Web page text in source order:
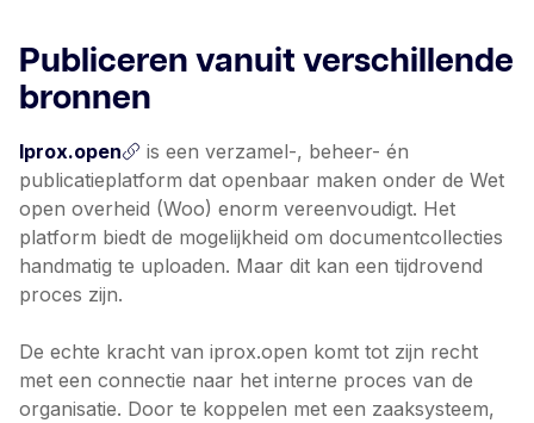
Publiceren vanuit verschillende
bronnen
Iprox.open
is een verzamel-, beheer- én
publicatieplatform dat openbaar maken onder de Wet
open overheid (Woo) enorm vereenvoudigt. Het
platform biedt de mogelijkheid om documentcollecties
handmatig te uploaden. Maar dit kan een tijdrovend
proces zijn.
De echte kracht van iprox.open komt tot zijn recht
met een connectie naar het interne proces van de
organisatie. Door te koppelen met een zaaksysteem,